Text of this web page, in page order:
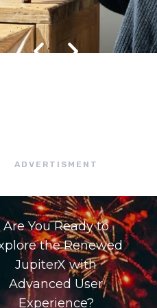
ADVERTISMENT
Are You Ready to
the Renewed
JupiterX with
Advanced User
Experience?